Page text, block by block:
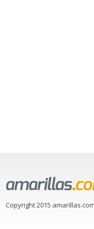
Copyright 2015